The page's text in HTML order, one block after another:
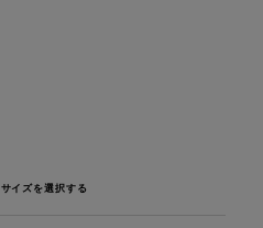
サイズを選択する